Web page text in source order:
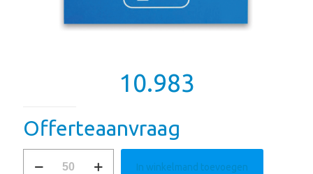
10.983
Offerteaanvraag
aantal
In winkelmand toevoegen